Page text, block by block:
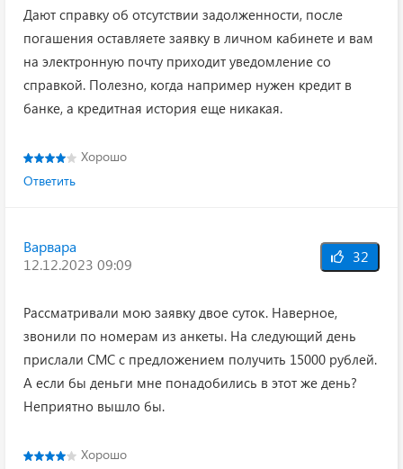
Дают справку об отсутствии задолженности, после
погашения оставляете заявку в личном кабинете и вам
на электронную почту приходит уведомление со
справкой. Полезно, когда например нужен кредит в
банке, а кредитная история еще никакая.
Хорошо
Ответить
Варвара
12.12.2023 09:09
32
Рассматривали мою заявку двое суток. Наверное,
звонили по номерам из анкеты. На следующий день
прислали СМС с предложением получить 15000 рублей.
А если бы деньги мне понадобились в этот же день?
Неприятно вышло бы.
Хорошо